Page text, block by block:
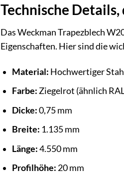
Technische
Das Weckman Trapezblech
Eigenschaften. Hier sind die
Material: Hochwertiger
Farbe: Ziegelrot (ähnlich
Dicke:0,75 mm
Breite: 1.135 mm
Länge:4.550 mm
Profilhöhe: 20 mm